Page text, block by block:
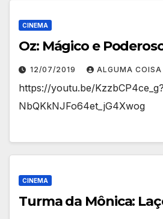
CINEMA
Oz: Mágico e
12/07/2019 ALGUMA COISA
https://youtu.be/
NbQKkNJFo64et_jG4Xwog
CINEMA
Turma da Mônica: